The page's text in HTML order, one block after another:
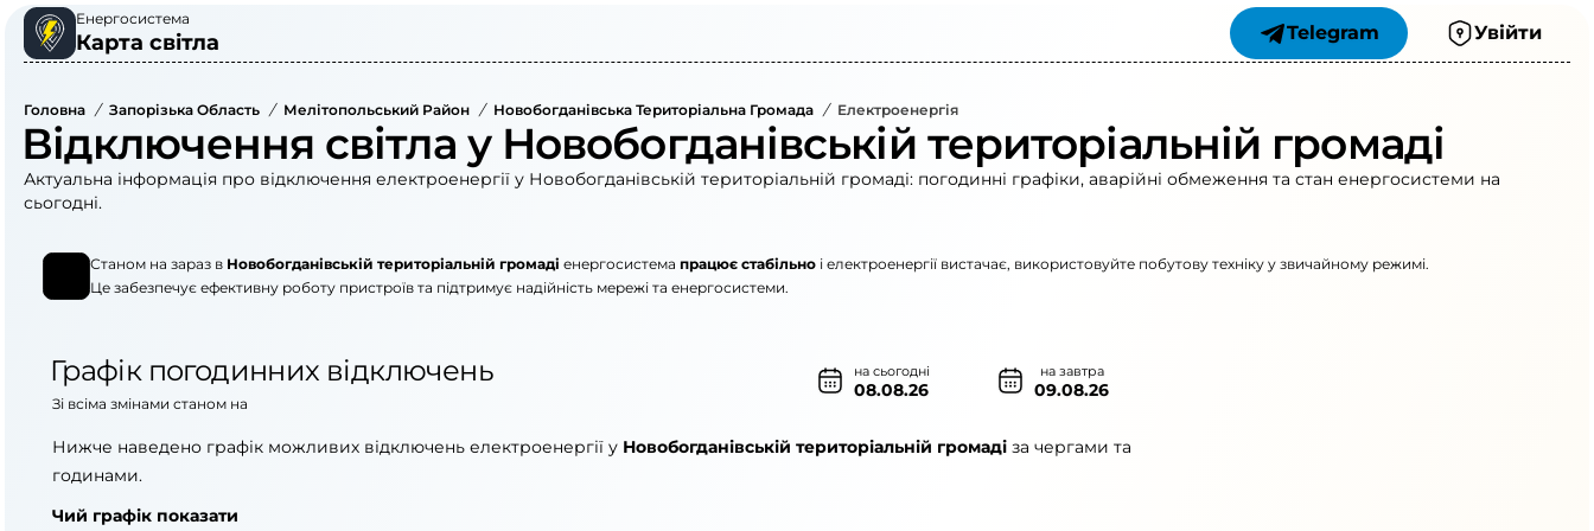
Енергосистема
Карта світла Telegram Увійти
Головна / Запорізька Область / Мелітопольський Район / Новобогданівська Територіальна Громада / Електроенергія
Відключення світла у Новобогданівській територіальній громаді
Актуальна інформація про відключення електроенергії у Новобогданівській територіальній громаді: погодинні графіки, аварійні обмеження та стан енергосистеми на
сьогодні.
Станом на зараз в Новобогданівській територіальній громаді енергосистема працює стабільно і електроенергії вистачає, використовуйте побутову техніку у звичайному режимі.
Це забезпечує ефективну роботу пристроїв та підтримує надійність мережі та енергосистеми.
Графік погодинних відключень на сьогодні
08.08.26
на завтра
09.08.26
Зі всіма змінами станом на
Нижче наведено графік можливих відключень електроенергії у Новобогданівській територіальній громаді за чергами та
годинами.
Чий графік показати